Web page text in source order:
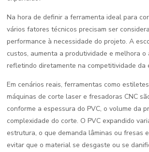
Na hora de definir a ferramenta ideal para
vários fatores técnicos precisam ser
performance à necessidade do projeto. A
custos, aumenta a produtividade e melhora o
refletindo diretamente na competitividade da
Em cenários reais, ferramentas como
máquinas de corte laser e fresadoras CNC
conforme a espessura do PVC, o volume da
complexidade do corte. O PVC expandido
estrutura, o que demanda lâminas ou fresas
evitar que o material se desgaste ou se